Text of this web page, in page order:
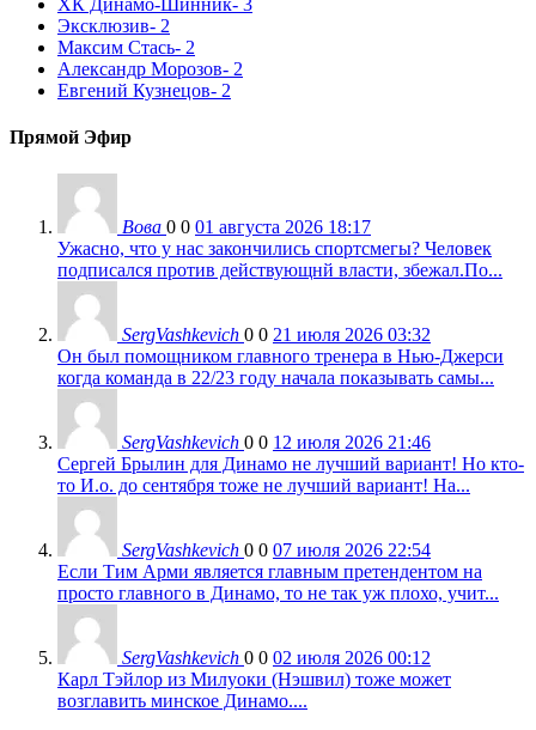
Эксклюзив- 2
Максим Стась- 2
Александр Морозов- 2
Евгений Кузнецов- 2
Прямой Эфир
Вова 0 0 01 августа 2026 18:17
Ужасно, что у нас закончились спортсмегы? Человек
подписался против действующнй власти, збежал.По...
SergVashkevich 0 0 21 июля 2026 03:32
Он был помощником главного тренера в Нью-Джерси
когда команда в 22/23 году начала показывать самы...
SergVashkevich 0 0 12 июля 2026 21:46
Сергей Брылин для Динамо не лучший вариант! Но кто-
то И.о. до сентября тоже не лучший вариант! На...
SergVashkevich 0 0 07 июля 2026 22:54
Если Тим Арми является главным претендентом на
просто главного в Динамо, то не так уж плохо, учит...
SergVashkevich 0 0 02 июля 2026 00:12
Карл Тэйлор из Милуоки (Нэшвил) тоже может
возглавить минское Динамо....